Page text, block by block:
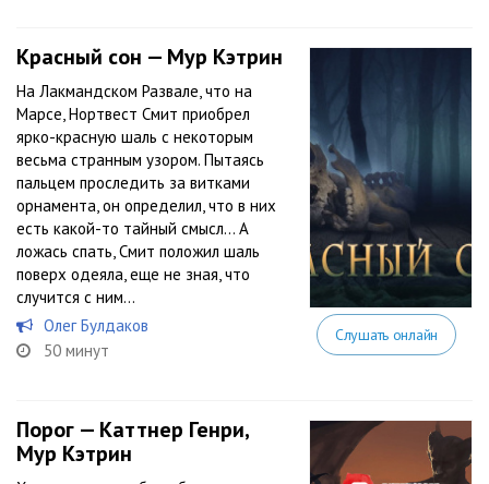
Красный сон — Мур Кэтрин
На Лакмандском Развале, что на
Марсе, Нортвест Смит приобрел
ярко-красную шаль с некоторым
весьма странным узором. Пытаясь
пальцем проследить за витками
орнамента, он определил, что в них
есть какой-то тайный смысл… А
ложась спать, Смит положил шаль
поверх одеяла, еще не зная, что
случится с ним...
Олег Булдаков
50 минут
Слушать онлайн
Порог — Каттнер Генри,
Мур Кэтрин